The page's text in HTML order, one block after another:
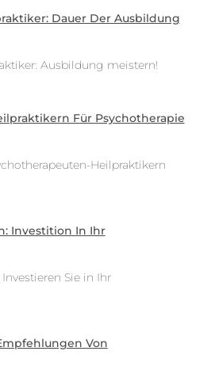
Dauer Der Ausbildung
Ausbildung meistern!
Für Psychotherapie
Heilpraktikern
Investition In Ihr
Sie in Ihr
Von